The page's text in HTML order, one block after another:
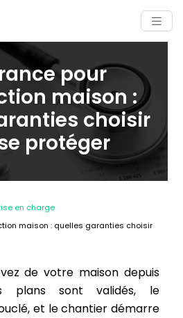
pour
maison :
choisir
protéger
en charge
maison : quelles garanties choisir
de votre maison depuis
plans sont validés, le
et le chantier démarre